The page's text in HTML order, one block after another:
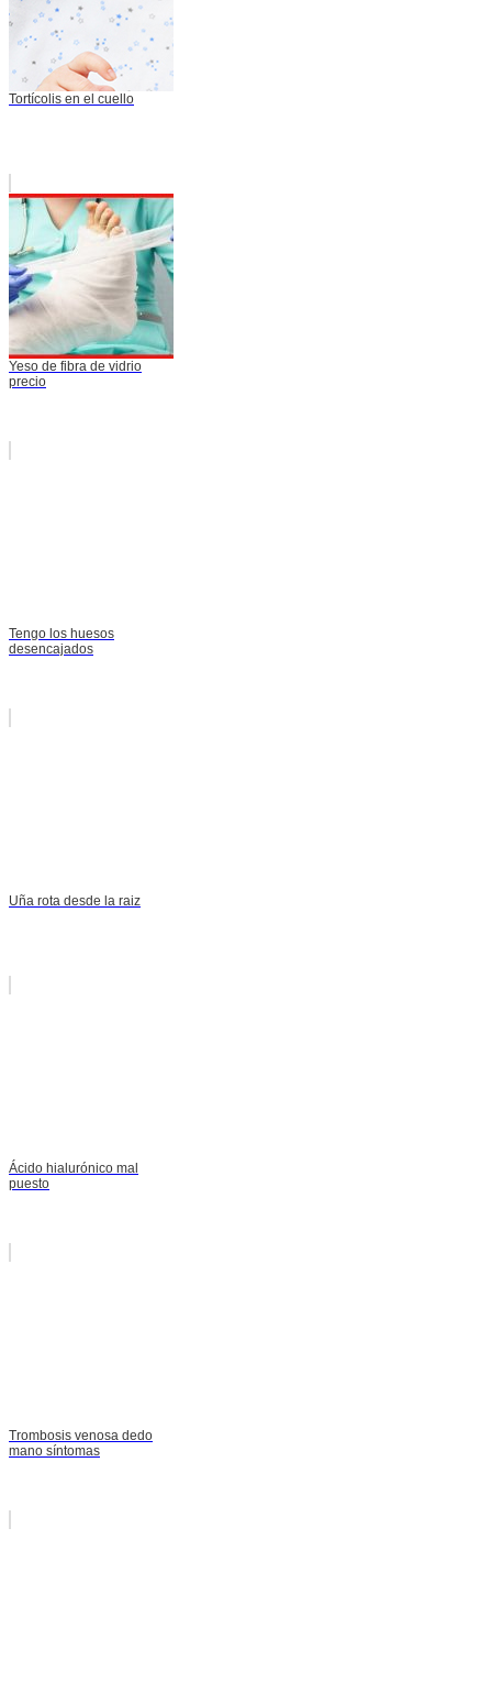
Tortícolis en el cuello
Yeso de fibra de vidrio
precio
Tengo los huesos
desencajados
Uña rota desde la raiz
Ácido hialurónico mal
puesto
Trombosis venosa dedo
mano síntomas